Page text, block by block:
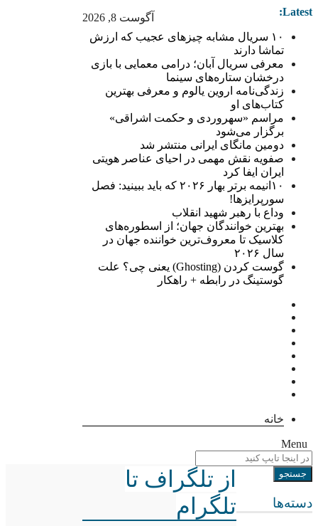
آگوست 8, 2026 Latest:
۱۰ سریال مشابه چیزهای عجیب که ارزش
تماشا دارند
معرفی سریال آبان؛ درامی معمایی با بازی
درخشان ستاره‌های سینما
زندگی‌نامه اروین یالوم و معرفی بهترین
کتاب‌های او
مراسم «سهروردی و حکمت اشراقی»
برگزار می‌شود
دومین مانگای ایرانی منتشر شد
صفویه نقش مهمی در احیای عناصر هویتی
ایران ایفا کرد
۱۰انیمه برتر بهار ۲۰۲۶ که باید ببینید: فصل
سورپرایزها!
وداع با رهبر شهید انقلاب
بهترین خوانندگان جهان؛ از اسطوره‌های
کلاسیک تا معروف‌ترین خواننده جهان در
سال ۲۰۲۶
گوست کردن (Ghosting) یعنی چی؟ علت
گوستینگ در رابطه + راهکار
خانه
Menu
دسته‌ها
از تلگراف تا
تلگرام